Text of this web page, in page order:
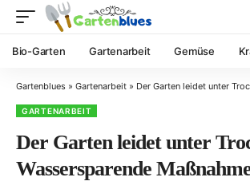
Bio-Garten Gartenarbeit Gemüse
Gartenblues » Gartenarbeit » Der Garten leidet unter Trockenheit?
GARTENARBEIT
Der Garten leidet unter
Wassersparende